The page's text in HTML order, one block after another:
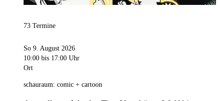
73 Termine
So 9. August 2026
10:00 bis 17:00 Uhr
Ort
schauraum: comic + cartoon